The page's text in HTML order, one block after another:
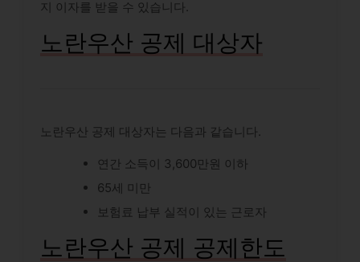
지 이자를 받을 수 있습니다.
노란우산 공제 대상자
노란우산 공제 대상자는 다음과 같습니다.
연간 소득이 3,600만원 이하
65세 미만
보험료 납부 실적이 있는 근로자
노란우산 공제 공제한도